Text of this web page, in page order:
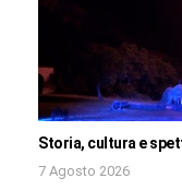
Storia, cultura e
7 Agosto 2026